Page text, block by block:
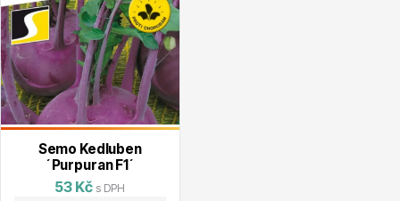
Bylinky do kuchyně
Semo Kedluben
´Purpuran F1´
53 Kč s DPH